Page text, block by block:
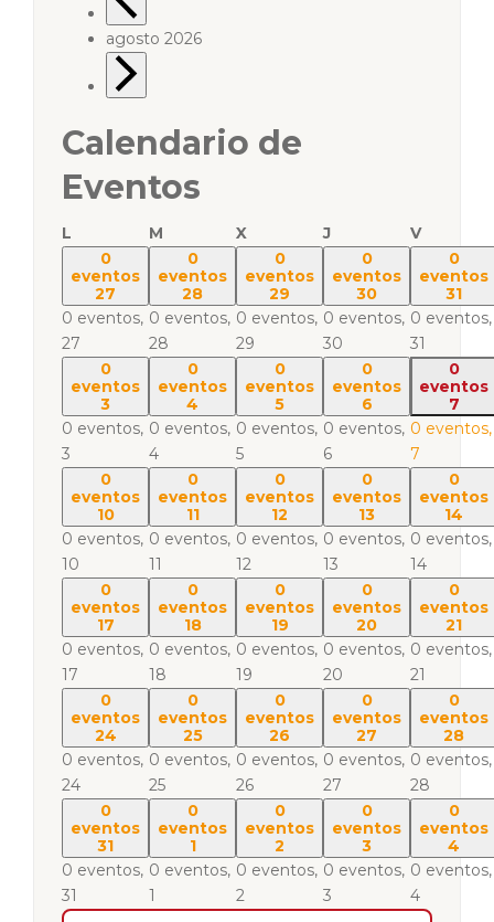
agosto 2026
Calendario de
Eventos
L M X J
V
0
eventos
27
0 eventos,
27
0
eventos
28
0 eventos,
28
0
eventos
29
0 eventos,
29
0
eventos
30
0 eventos,
30
0
eventos
31
0 eventos,
31
0
eventos
3
0 eventos,
3
0
eventos
4
0 eventos,
4
0
eventos
5
0 eventos,
5
0
eventos
6
0 eventos,
6
0
eventos
7
0 eventos,
7
0
eventos
10
0 eventos,
10
0
eventos
11
0 eventos,
11
0
eventos
12
0 eventos,
12
0
eventos
13
0 eventos,
13
0
eventos
14
0 eventos,
14
0
eventos
17
0 eventos,
17
0
eventos
18
0 eventos,
18
0
eventos
19
0 eventos,
19
0
eventos
20
0 eventos,
20
0
eventos
21
0 eventos,
21
0
eventos
24
0 eventos,
24
0
eventos
25
0 eventos,
25
0
eventos
26
0 eventos,
26
0
eventos
27
0 eventos,
27
0
eventos
28
0 eventos,
28
0
eventos
31
0 eventos,
31
0
eventos
1
0 eventos,
1
0
eventos
2
0 eventos,
2
0
eventos
3
0 eventos,
3
0
eventos
4
0 eventos,
4